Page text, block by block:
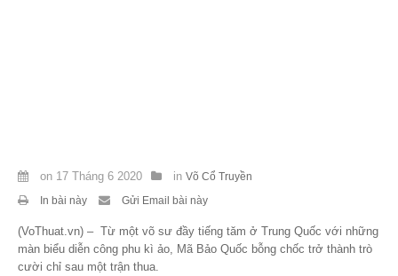
Theo Huy chương
Theo Thống kê
on 17 Tháng 6 2020 in Võ Cổ Truyền
In bài này
Gửi Email bài này
(VoThuat.vn) – Từ một võ sư đầy tiếng tăm ở Trung Quốc với những
màn biểu diễn công phu kì ảo, Mã Bảo Quốc bỗng chốc trở thành trò
cười chỉ sau một trận thua.